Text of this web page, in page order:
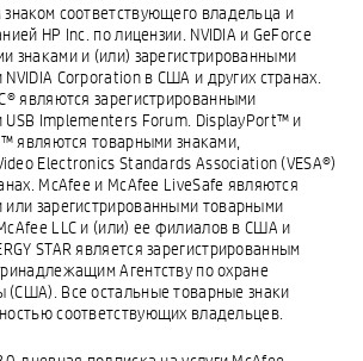
соответствующего владельца и
HP Inc. по лицензии. NVIDIA и GeForce
знаками и (или) зарегистрированными
Corporation в США и других странах.
являются зарегистрированными
USB Implementers Forum. DisplayPort™ и
являются товарными знаками,
Electronics Standards Association (VESA®)
McAfee и McAfee LiveSafe являются
зарегистрированными товарными
LLC и (или) ее филиалов в США и
STAR является зарегистрированным
Агентству по охране
Все остальные товарные знаки
соответствующих владельцев.